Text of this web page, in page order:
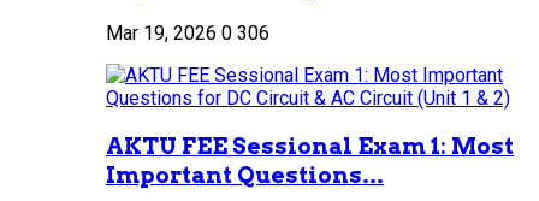
Mar 19, 2026 0 306
AKTU FEE Sessional Exam 1: Most
Important Questions...